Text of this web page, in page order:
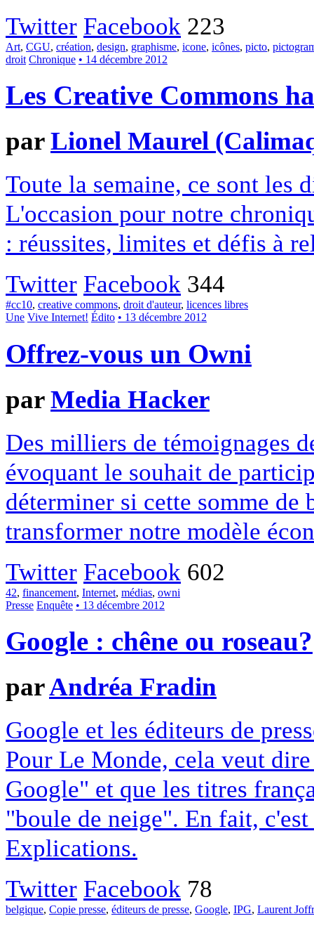
Twitter Facebook 223
Art, CGU, création, design, graphisme, icone, icônes, picto,
droit Chronique • 14 décembre 2012
Les Creative Commons
parLionel Maurel
Toute la semaine, ce sont les
L'occasion pour notre
: réussites, limites et défis à
Twitter Facebook 344
#cc10, creative commons, droit d'auteur, licences libres
Une Vive Internet! Édito • 13 décembre 2012
Offrez-vous un Owni
parMedia Hacker
Des milliers de témoignages
évoquant le souhait de
déterminer si cette somme
transformer notre modèle
Twitter Facebook 602
42, financement, Internet, médias, owni
Presse Enquête • 13 décembre 2012
Google : chêne ou roseau?
parAndréa Fradin
Google et les éditeurs de
Pour Le Monde, cela veut
Google" et que les titres
"boule de neige". En fait,
Explications.
Twitter Facebook 78
belgique, Copie presse, éditeurs de presse, Google, IPG, Laurent